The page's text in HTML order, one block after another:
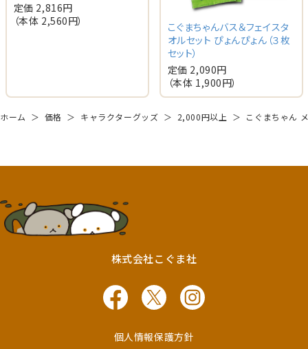
定価 2,816円
（本体 2,560円）
こぐまちゃんバス＆フェイスタ
オルセット ぴょんぴょん（３枚
セット）
定価 2,090円
（本体 1,900円）
ホーム ＞ 価格 ＞ キャラクターグッズ ＞ 2,000円以上 ＞ こぐまちゃん
株式会社こぐま社
個人情報保護方針